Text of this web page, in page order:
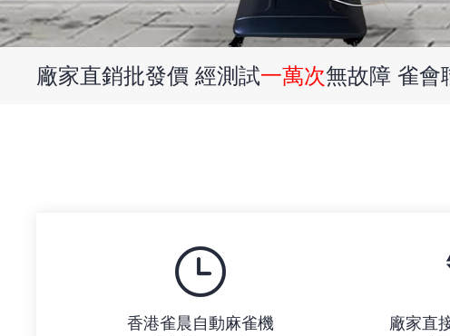
廠家直銷批發價 經測試一萬次無故障 雀會
香港雀晨自動麻雀機
廠家直